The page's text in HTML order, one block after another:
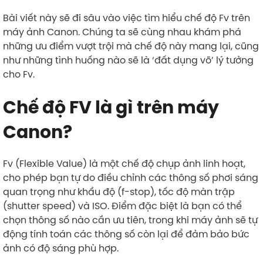
Bài viết này sẽ đi sâu vào việc tìm hiểu chế độ Fv trên
máy ảnh Canon. Chúng ta sẽ cùng nhau khám phá
những ưu điểm vượt trội mà chế độ này mang lại, cũng
như những tình huống nào sẽ là ‘đất dụng võ’ lý tưởng
cho Fv.
Chế độ FV là gì trên máy
Canon?
Fv (Flexible Value) là một chế độ chụp ảnh linh hoạt,
cho phép bạn tự do điều chỉnh các thông số phơi sáng
quan trọng như khẩu độ (f-stop), tốc độ màn trập
(shutter speed) và ISO. Điểm đặc biệt là bạn có thể
chọn thông số nào cần ưu tiên, trong khi máy ảnh sẽ tự
động tính toán các thông số còn lại để đảm bảo bức
ảnh có độ sáng phù hợp.